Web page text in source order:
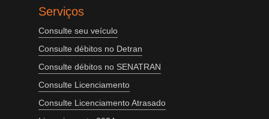
Serviços
Consulte seu veículo
Consulte débitos no Detran
Consulte débitos no SENATRAN
Consulte Licenciamento
Consulte Licenciamento Atrasado